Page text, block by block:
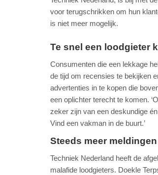
voor terugschrikken om hun
is niet meer mogelijk.
Te snel een loodgieter
Consumenten die een lekkage
de tijd om recensies te bekijken
advertenties in te kopen die
een oplichter terecht te komen.
zeker zijn van een deskundige
Vind een vakman in de buurt.’
Steeds meer meldingen
Techniek Nederland heeft de
malafide loodgieters. Doekle